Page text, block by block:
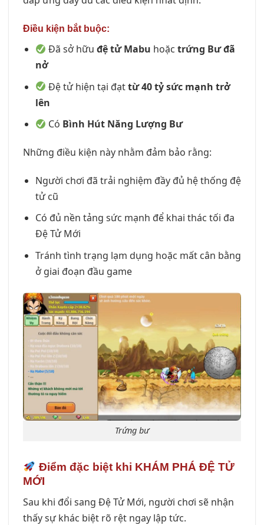
Điều kiện bắt buộc:
Đã sở hữuđệ tử Mabu hoặctrứng Bư đã
nở
Đệ tử hiện tại đạttừ 40 tỷ sức mạnh trở
lên
Có Bình Hút Năng Lượng Bư
Những điều kiện này nhằm đảm bảo rằng:
Người chơi đã trải nghiệm đầy đủ hệ thống đệ
tử cũ
Có đủ nền tảng sức mạnh để khai thác tối đa
Đệ Tử Mới
Tránh tình trạng lạm dụng hoặc mất cân bằng
ở giai đoạn đầu game
Trứng bư
Điểm đặc biệt khi KHÁM PHÁ ĐỆ TỬ
MỚI
Sau khi đổi sang Đệ Tử Mới, người chơi sẽ nhận
thấy sự khác biệt rõ rệt ngay lập tức.